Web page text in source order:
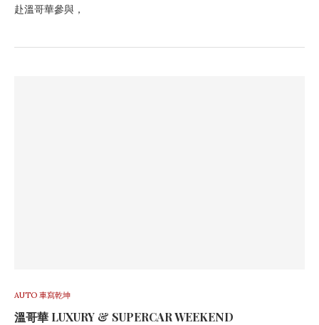
赴溫哥華參與，
AUTO 車寫乾坤
溫哥華 LUXURY & SUPERCAR WEEKEND